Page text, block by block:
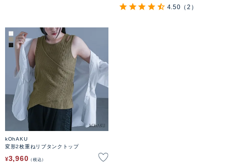
4.50 （2）
kOhAKU
変形2枚重ねリブタンクトップ
¥3,960 税込